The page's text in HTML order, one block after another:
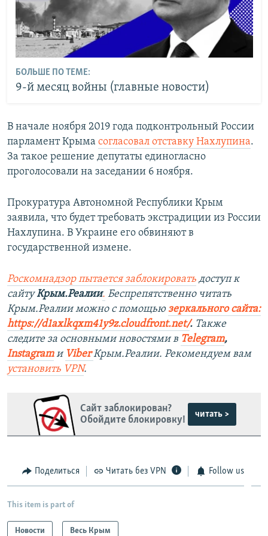
БОЛЬШЕ ПО ТЕМЕ:
9-й месяц войны (главные новости)
В начале ноября 2019 года подконтрольный России
парламент Крыма согласовал отставку Нахлупина.
За такое решение депутаты единогласно
проголосовали на заседании 6 ноября.
Прокуратура Автономной Республики Крым
заявила, что будет требовать экстрадиции из России
Нахлупина. В Украине его обвиняют в
государственной измене.​
Роскомнадзор пытается заблокировать доступ к
сайтуКрым.Реалии. Беспрепятственно читать
Крым.Реалии можно с помощью зеркального сайта:
https://d1axlkqxm41y9z.cloudfront.net/. ​ Также
следите за основными новостями в Telegram,
Instagram и ViberКрым.Реалии. Рекомендуем вам
установить VPN.
Сайт заблокирован?
Обойдите блокировку!
читать >
Поделиться Читать без VPN Follow us
This item is part of
Новости Весь Крым